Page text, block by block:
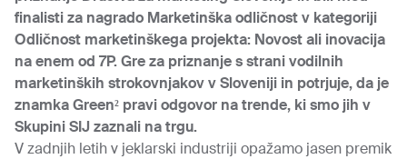
finalisti za nagrado Marketinška odličnost v kategoriji
Odličnost marketinškega projekta: Novost ali inovacija
na enem od 7P. Gre za priznanje s strani vodilnih
marketinških strokovnjakov v Sloveniji in potrjuje, da je
znamkaGreen² pravi odgovor na trende, ki smo jih v
Skupini SIJ zaznali na trgu.
V zadnjih letih v jeklarski industriji opažamo jasen premik